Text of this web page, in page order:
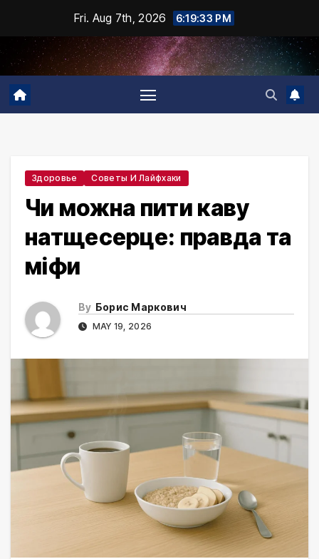
content
Fri. Aug 7th, 2026 6:19:35 PM
Здоровье Советы И Лайфхаки
Чи можна пити каву
натщесерце: правда та
міфи
By Борис Маркович
MAY 19, 2026